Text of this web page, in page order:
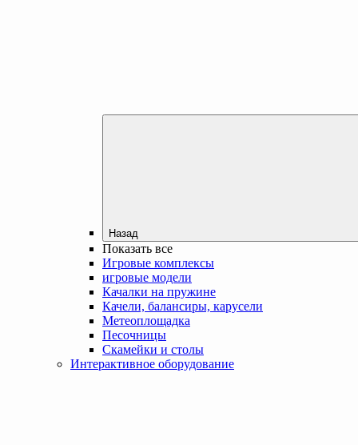
Назад
Показать все
Игровые комплексы
игровые модели
Качалки на пружине
Качели, балансиры, карусели
Метеоплощадка
Песочницы
Скамейки и столы
Интерактивное оборудование